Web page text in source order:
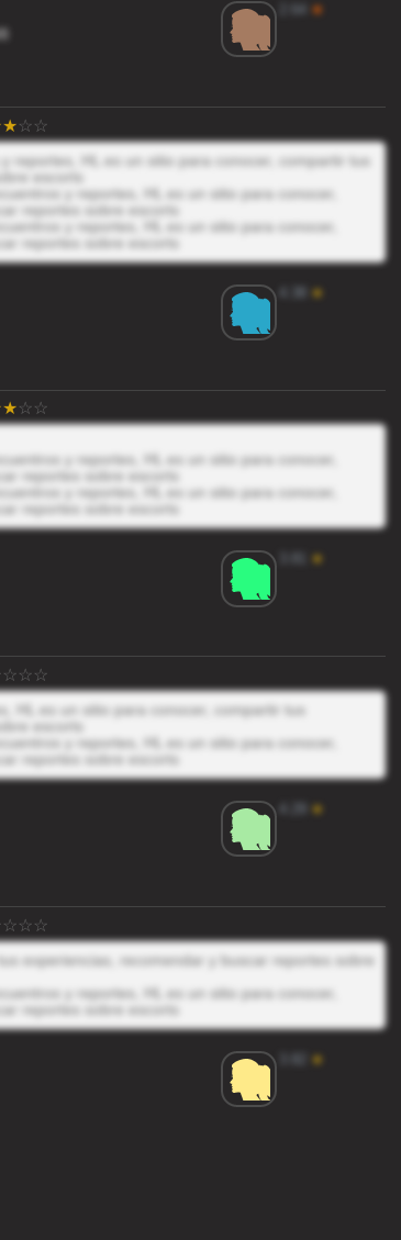
★
reportes, HL es un sitio para conocer, compartir tus
escorts
y reportes, HL es un sitio para conocer,
reportes sobre escorts
y reportes, HL es un sitio para conocer,
reportes sobre escorts
★
y reportes, HL es un sitio para conocer,
reportes sobre escorts
y reportes, HL es un sitio para conocer,
reportes sobre escorts
★
HL es un sitio para conocer, compartir tus
escorts
y reportes, HL es un sitio para conocer,
reportes sobre escorts
★
experiencias, recomendar y buscar reportes sobre
y reportes, HL es un sitio para conocer,
reportes sobre escorts
★